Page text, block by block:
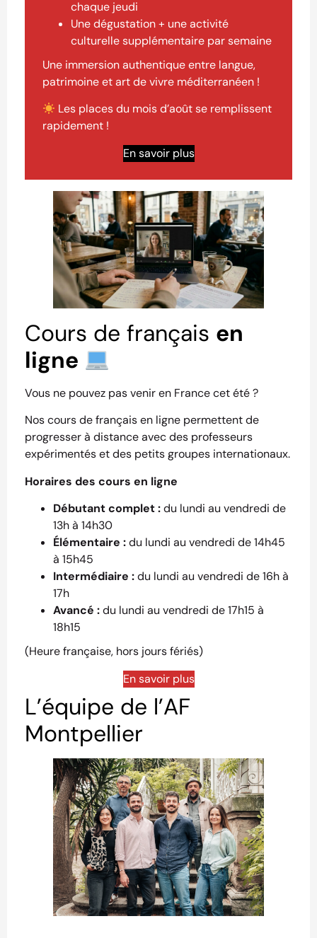
chaque jeudi
Une dégustation + une activité
culturelle supplémentaire par semaine
Une immersion authentique entre langue,
patrimoine et art de vivre méditerranéen !
Les places du mois d’août se remplissent
rapidement !
En savoir plus
Cours de français en
ligne
Vous ne pouvez pas venir en France cet été ?
Nos cours de français en ligne permettent de
progresser à distance avec des professeurs
expérimentés et des petits groupes internationaux.
Horaires des cours en ligne
Débutant complet :du lundi au vendredi de
13h à 14h30
Élémentaire :du lundi au vendredi de 14h45
à 15h45
Intermédiaire :du lundi au vendredi de 16h à
17h
Avancé :du lundi au vendredi de 17h15 à
18h15
(Heure française, hors jours fériés)
En savoir plus
L’équipe de l’AF
Montpellier